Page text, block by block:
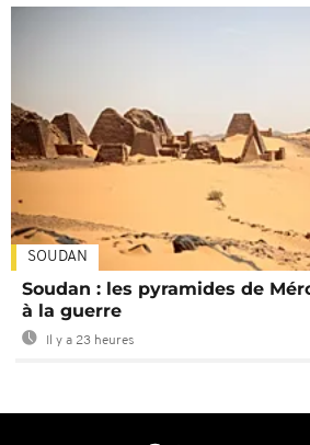
SOUDAN
Soudan : les pyramides de
à la guerre
Il y a 23 heures